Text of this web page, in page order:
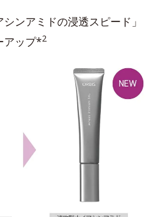
ンアミドの浸透スピード」
アップ*2